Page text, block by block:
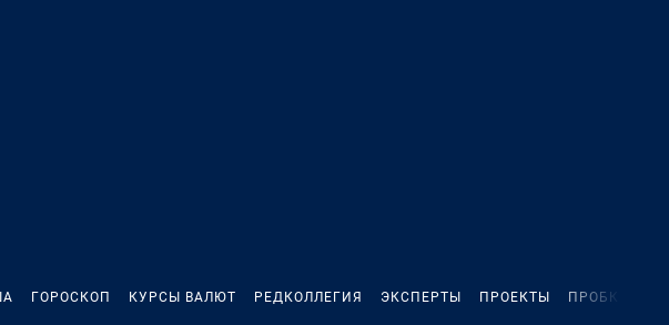
ГОРОСКОП КУРСЫ ВАЛЮТ РЕДКОЛЛЕГИЯ ЭКСПЕРТЫ ПРОЕКТЫ ПРОБКИ